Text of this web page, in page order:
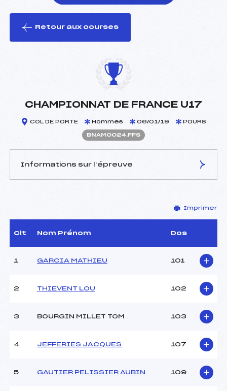
le ski
Retour aux courses
CHAMPIONNAT DE FRANCE U17
COL DE PORTE Hommes 06/01/19 POURS
BNAM0024.FFS
Informations sur l’épreuve
DUPUIS CHRISTOPHE
(MB)
D.T Adjoint :
WOIRET PATRICK (LY)
CARACTÉRISTIQUES DE LA PISTE
Distance :
7,5 km
Homologation :
Imprimer
Clt Nom Prénom Dos
1 GARCIA MATHIEU 101
2 THIEVENT LOU 102
3 BOURGIN MILLET TOM 103
4 JEFFERIES JACQUES 107
5 GAUTIER PELISSIER AUBIN 109